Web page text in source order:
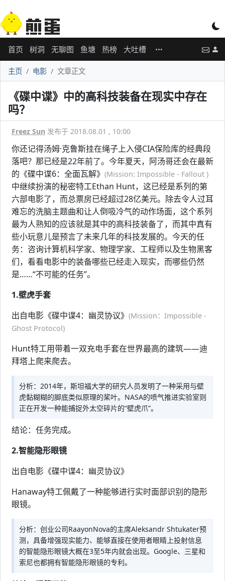
首页 树洞 无聊图 鱼塘 热榜 大吐槽
主页 电影 文章正文
《碟中谍》中的高科技装备在现实中存在
吗？
Freez Sun 发布于 2018.08.01 , 10:00
你还记得汤姆·克鲁斯挂在绳子上入侵CIA保险库的经典段
落吧？那已经是22年前了。今年夏天，阿汤哥还会在最新
的《碟中谍6：全面瓦解》 (Mission: Impossible - Fallout )
中继续扮演的秘密特工Ethan Hunt，这已经是系列的第
六部电影了，而总票房已经超过28亿美元。除去令人过耳
难忘的洗脑主题曲和让人倒吸冷气的动作场面，这个系列
最为人熟知的应该就是其中的高科技装备了，而其中真有
些小玩意儿是预言了未来几年的科技发展的。今天的任
务：咨询计算机科学家、物理学家、工程师以及生物黑客
们，看看电影中的装备哪些已经走入现实，而哪些仍然
是……“不可能的任务”。
1.壁虎手套
出自电影《碟中谍4：幽灵协议》 (Mission：Impossible -
Ghost Protocol)
Hunt特工用带着一双充电手套在世界最高的建筑——迪
拜塔上爬来爬去。
分析：2014年，斯坦福大学的研究人员发明了一种采用与壁
虎黏糊糊的脚底类似原理的桨叶。NASA的喷气推进实验室则
正在开发一种能捕捉外太空碎片的“壁虎爪”。
结论：任务完成。
2.智能隐形眼镜
出自电影《碟中谍4：幽灵协议》
Hanaway特工佩戴了一种能够进行实时面部识别的隐形
眼镜。
分析：创业公司RaayonNova的主席Aleksandr Shtukater预
测，具备增强现实能力、能够直接在使用者眼睛上投射信息
的智能隐形眼镜大概在3至5年内就会出现。Google、三星和
索尼也都拥有智能隐形眼镜的专利。